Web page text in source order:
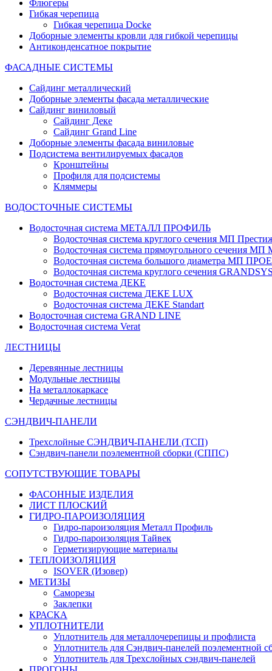
Флюгеры
Гибкая черепица
Гибкая черепица Docke
Доборные элементы кровли для гибкой черепицы
Антиконденсатное покрытие
ФАСАДНЫЕ СИСТЕМЫ
Сайдинг металлический
Доборные элементы фасада металлические
Сайдинг виниловый
Сайдинг Деке
Сайдинг Grand Line
Доборные элементы фасада виниловые
Подсистема вентилируемых фасадов
Кронштейны
Профиля для подсистемы
Кляммеры
ВОДОСТОЧНЫЕ СИСТЕМЫ
Водосточная система МЕТАЛЛ ПРОФИЛЬ
Водосточная система круглого сечения МП
Водосточная система прямоугольного сечения МП
Водосточная система большого диаметра МП
Водосточная система круглого сечения
Водосточная система ДЕКЕ
Водосточная система ДЕКЕ LUX
Водосточная система ДЕКЕ Standart
Водосточная система GRAND LINE
Водосточная система Verat
ЛЕСТНИЦЫ
Деревянные лестницы
Модульные лестницы
На металлокаркасе
Чердачные лестницы
СЭНДВИЧ-ПАНЕЛИ
Трехслойные СЭНДВИЧ-ПАНЕЛИ (ТСП)
Сэндвич-панели поэлементной сборки (СППС)
СОПУТСТВУЮЩИЕ ТОВАРЫ
ФАСОННЫЕ ИЗДЕЛИЯ
ЛИСТ ПЛОСКИЙ
ГИДРО-ПАРОИЗОЛЯЦИЯ
Гидро-пароизоляция Металл Профиль
Гидро-пароизоляция Тайвек
Герметизирующие материалы
ТЕПЛОИЗОЛЯЦИЯ
ISOVER (Изовер)
МЕТИЗЫ
Саморезы
Заклепки
КРАСКА
УПЛОТНИТЕЛИ
Уплотнитель для металлочерепицы и профлиста
Уплотнитель для Сэндвич-панелей поэлементной
Уплотнитель для Трехслойных сэндвич-панелей